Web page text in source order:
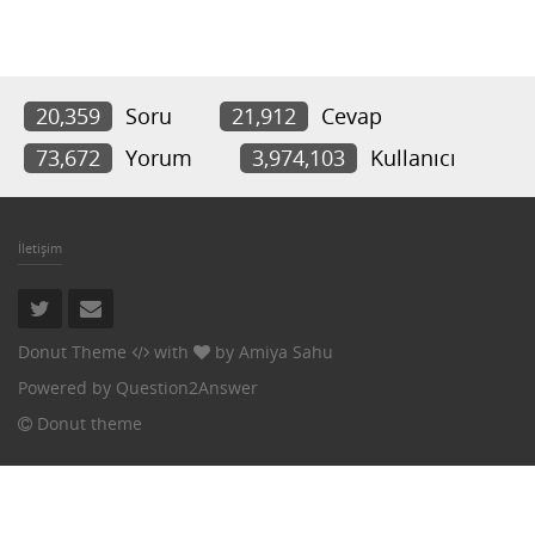
20,359 Soru 21,912
Cevap
73,672
Yorum 3,974,103 Kullanıcı
İletişim
Donut Theme with by Amiya Sahu
Powered by Question2Answer
Donut theme